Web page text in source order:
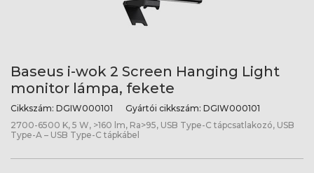
Baseus i-wok 2 Screen Hanging Light
monitor lámpa, fekete
Cikkszám: DGIW000101 Gyártói cikkszám: DGIW000101
2700-6500 K, 5 W, >160 lm, Ra>95, USB Type-C tápcsatlakozó, USB
Type-A – USB Type-C tápkábel